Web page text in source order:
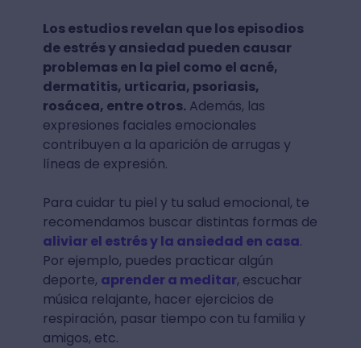
Los estudios revelan que los episodios
de estrés y ansiedad pueden causar
problemas en la piel como el acné,
dermatitis, urticaria, psoriasis,
rosácea, entre otros.Además, las
expresiones faciales emocionales
contribuyen a la aparición de arrugas y
líneas de expresión.
Para cuidar tu piel y tu salud emocional, te
recomendamos buscar distintas formas de
aliviar el estrés y la ansiedad en casa.
Por ejemplo, puedes practicar algún
deporte, aprender a meditar, escuchar
música relajante, hacer ejercicios de
respiración, pasar tiempo con tu familia y
amigos, etc.